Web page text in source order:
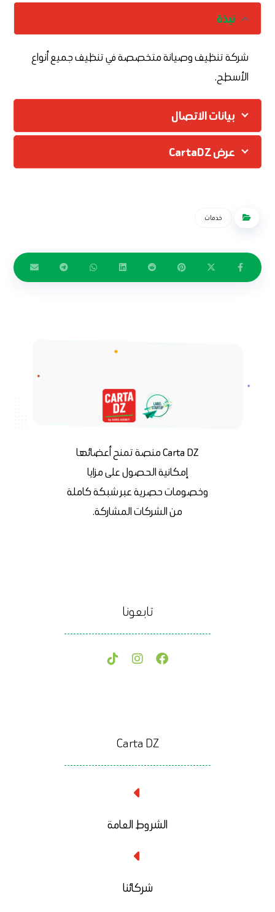
نبذة
شركة تنظيف وصيانة متخصصة في تنظيف جميع أنواع
الأسطح.
بيانات الاتصال
عرض CartaDZ
خدمات
Carta DZ منصة تمنح أعضائها
إمكانية الحصول على مزايا
وخصومات حصرية عبر شبكة كاملة
من الشركات المشاركة.
تابعونا
Carta DZ
الشروط العامة
شركائنا